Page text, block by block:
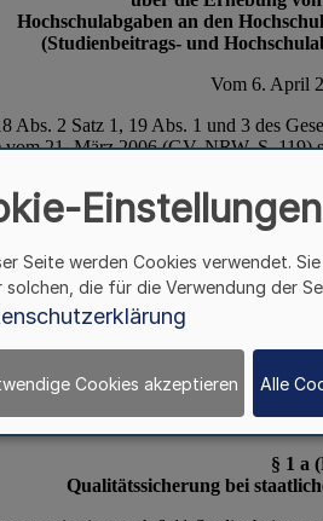
Einstellungen
Seite werden Cookies verwendet.
solchen, die für die Verwendung der
Cookies akzeptieren Alle